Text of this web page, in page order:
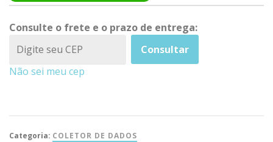
Consulte o frete e o prazo de entrega:
Consultar
Não sei meu cep
Categoria: COLETOR DE DADOS